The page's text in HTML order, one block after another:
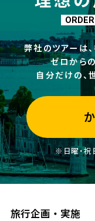
ORDER
弊社のツアーは
ゼロから
自分だけの、
※日曜・祝
旅行企画・実施